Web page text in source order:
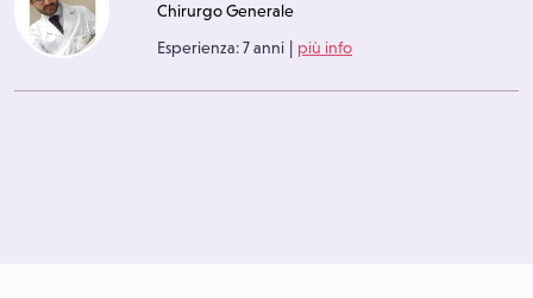
Chirurgo Generale
Esperienza:7 anni | più info